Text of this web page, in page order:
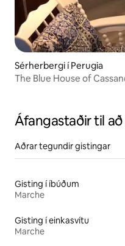
Sérherbergi í Perugia
The Blue House of
Áfangastaðir til að
Aðrar tegundir gistingar
Gisting í íbúðum
Marche
Gisting í einkasvítu
Marche